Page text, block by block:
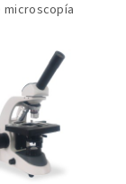
microscopía